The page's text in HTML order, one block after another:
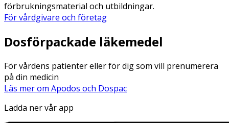
förbrukningsmaterial och utbildningar.
För vårdgivare och företag
Dosförpackade läkemedel
För vårdens patienter eller för dig som vill prenumerera
på din medicin
Läs mer om Apodos och Dospac
Ladda ner vår app